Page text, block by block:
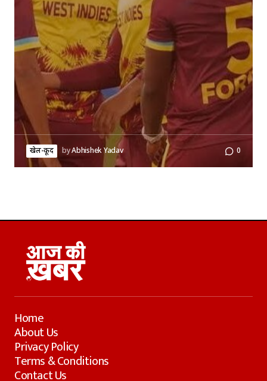
खेल-कूद byAbhishek Yadav 0
Home
About Us
Privacy Policy
Terms & Conditions
Contact Us